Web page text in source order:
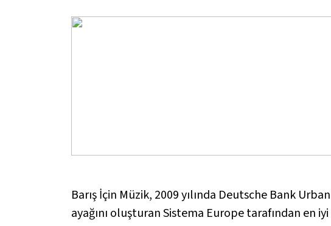
Barış İçin Müzik, 2009 yılında Deutsche Bank
ayağını oluşturan Sistema Europe tarafından en